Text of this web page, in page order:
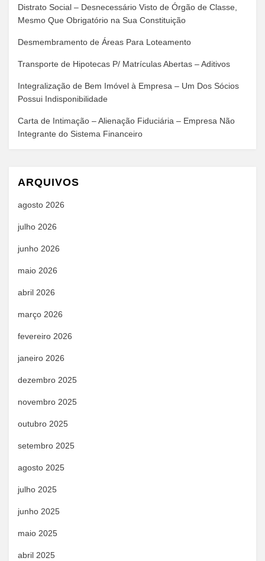
Distrato Social – Desnecessário Visto de Órgão de Classe,
Mesmo Que Obrigatório na Sua Constituição
Desmembramento de Áreas Para Loteamento
Transporte de Hipotecas P/ Matrículas Abertas – Aditivos
Integralização de Bem Imóvel à Empresa – Um Dos Sócios
Possui Indisponibilidade
Carta de Intimação – Alienação Fiduciária – Empresa Não
Integrante do Sistema Financeiro
ARQUIVOS
agosto 2026
julho 2026
junho 2026
maio 2026
abril 2026
março 2026
fevereiro 2026
janeiro 2026
dezembro 2025
novembro 2025
outubro 2025
setembro 2025
agosto 2025
julho 2025
junho 2025
maio 2025
abril 2025